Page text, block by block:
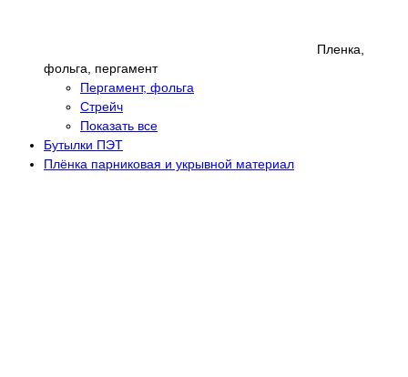
Пленка,
фольга, пергамент
Пергамент, фольга
Стрейч
Показать все
Бутылки ПЭТ
Плёнка парниковая и укрывной материал